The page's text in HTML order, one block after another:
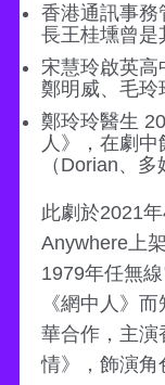
香港通訊事務
長王桂壎曾是
宋慧玲啟英高
鄭明威、毛玲
鄭玲玲醫生
人》，在劇
（Dorian、多
此劇於2021
Anywhere上
1979年任無
《網中人》
華合作，主演
情》，飾演角